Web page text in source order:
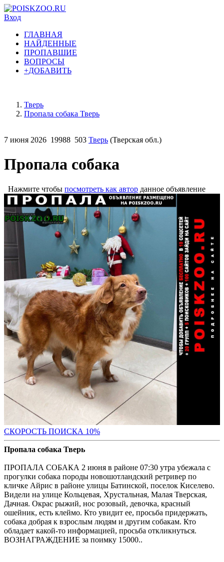
Вход
ГЛАВНАЯ
НАЙДЕННЫЕ
ПРОПАВШИЕ
ВОПРОСЫ
+ДОБАВИТЬ
Тверь
Пропала собака Тверь
7 июня 2026 19988 503 Тверь (Тверская обл.)
Пропала собака
Нажмите чтобы посмотреть как автор данное объявление
СКОРОСТЬ ПОИСКА 10%
Пропала собака Тверь
ПРОПАЛА СОБАКА 2 июня в районе 07:30 утра убежала с
прогулки собака породы новошотландский ретривер по
кличке Айрис в районе улицы Батинской, поселок Киселево.
Видели на улице Кольцевая, Хрустальная, Малая Тверская,
Дачная. Окрас рыжий, нос розовый, девочка, красный
ошейник, есть клеймо. Кто увидит ее, просьба придержать,
собака добрая к взрослым людям и другим собакам. Кто
обладает какой-то информацией, просьба откликнуться.
ВОЗНАГРАЖДЕНИЕ за поимку 15000..